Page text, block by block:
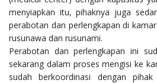
menyiapkan itu, pihaknya juga
perabotan dan perlengkapan di
rusunawa dan rusunami.
Perabotan dan perlengkapan ini
sekarang dalam proses mengisi ke
sudah berkoordinasi dengan